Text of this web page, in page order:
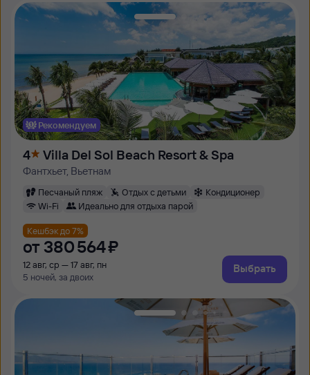
Рекомендуем
4 Villa Del Sol Beach Resort & Spa
Фантхьет, Вьетнам
Песчаный пляж Отдых с детьми
Кондиционер
Wi-Fi
Идеально для отдыха парой
Кешбэк до 7%
от 380 ⁠564 ⁠₽
12 авг, ср — 17 авг, пн
5 ночей, за двоих
Выбрать